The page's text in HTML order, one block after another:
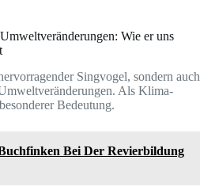
Wie er uns
Singvogel, sondern auch
Als Klima-
Bedeutung.
Bei Der Revierbildung